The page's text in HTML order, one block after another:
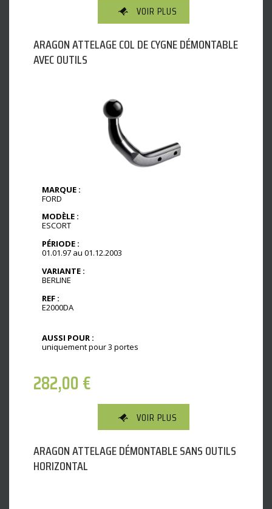
VOIR PLUS
ARAGON ATTELAGE COL DE CYGNE DÉMONTABLE
AVEC OUTILS
MARQUE :
FORD
MODÈLE :
ESCORT
PÉRIODE :
01.01.97 au 01.12.2003
VARIANTE :
BERLINE
REF :
E2000DA
AUSSI POUR :
uniquement pour 3 portes
282,00€
VOIR PLUS
ARAGON ATTELAGE DÉMONTABLE SANS OUTILS
HORIZONTAL